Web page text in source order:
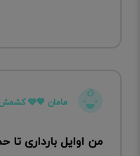
مامان 💙🩵 کشمش🩵💙